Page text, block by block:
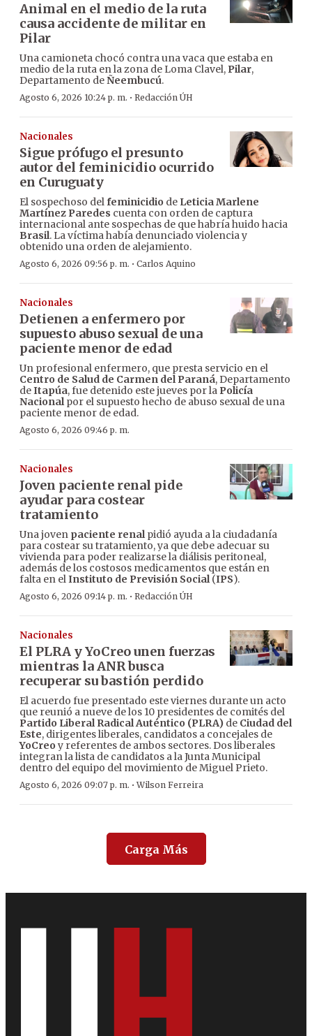
Animal en el medio de la ruta
causa accidente de militar en
Pilar
Una camioneta chocó contra una vaca que estaba en
medio de la ruta en la zona de Loma Clavel, Pilar,
Departamento deÑeembucú.
Agosto 6, 2026 10:24 p. m. · Redacción ÚH
Nacionales
Sigue prófugo el presunto
autor del feminicidio ocurrido
en Curuguaty
El sospechoso delfeminicidio de Leticia Marlene
Martínez Paredes cuenta con orden de captura
internacional ante sospechas de que habría huido hacia
Brasil. La víctima había denunciado violencia y
obtenido una orden de alejamiento.
Agosto 6, 2026 09:56 p. m. · Carlos Aquino
Nacionales
Detienen a enfermero por
supuesto abuso sexual de una
paciente menor de edad
Un profesional enfermero, que presta servicio en el
Centro de Salud de Carmen del Paraná, Departamento
deItapúa, fue detenido este jueves por la Policía
Nacionalpor el supuesto hecho de abuso sexual de una
paciente menor de edad.
Agosto 6, 2026 09:46 p. m.
Nacionales
Joven paciente renal pide
ayudar para costear
tratamiento
Una joven paciente renalpidió ayuda a la ciudadanía
para costear su tratamiento, ya que debe adecuar su
vivienda para poder realizarse la diálisis peritoneal,
además de los costosos medicamentos que están en
falta en elInstituto de Previsión Social(IPS).
Agosto 6, 2026 09:14 p. m. · Redacción ÚH
Nacionales
El PLRA y YoCreo unen fuerzas
mientras la ANR busca
recuperar su bastión perdido
El acuerdo fue presentado este viernes durante un acto
que reunió a nueve de los 10 presidentes de comités del
Partido Liberal Radical Auténtico (PLRA) de Ciudad del
Este, dirigentes liberales, candidatos a concejales de
YoCreo y referentes de ambos sectores. Dos liberales
integran la lista de candidatos a la Junta Municipal
dentro del equipo del movimiento de Miguel Prieto.
Agosto 6, 2026 09:07 p. m. ·Wilson Ferreira
Carga Más